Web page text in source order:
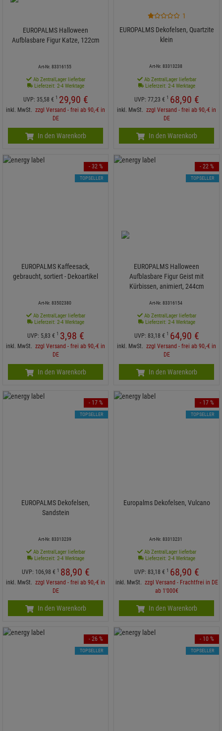
EUROPALMS Halloween
Aufblasbare Figur Katze, 122cm
Art-Nr. 83316155
Ab ZentralLager lieferbar
Lieferzeit: 2-4 Werktage
UVP: 35,58 € 1 29,90 €
inkl. MwSt. zzgl Versand - frei ab 90,-€ in
DE
In den Warenkorb
1
EUROPALMS Dekofelsen, Quartzite
klein
Art-Nr. 83313238
Ab ZentralLager lieferbar
Lieferzeit: 2-4 Werktage
UVP: 77,23 € 1 68,90 €
inkl. MwSt. zzgl Versand - frei ab 90,-€ in
DE
In den Warenkorb
EUROPALMS Kaffeesack,
gebraucht, sortiert - Dekoartikel
Art-Nr. 83502380
Ab ZentralLager lieferbar
Lieferzeit: 2-4 Werktage
UVP: 5,83 € 1 3,98 €
inkl. MwSt. zzgl Versand - frei ab 90,-€ in
DE
- 32 %
TOPSELLER
In den Warenkorb
EUROPALMS Halloween
Aufblasbare Figur Geist mit
Kürbissen, animiert, 244cm
Art-Nr. 83316154
Ab ZentralLager lieferbar
Lieferzeit: 2-4 Werktage
UVP: 83,18 € 1 64,90 €
inkl. MwSt. zzgl Versand - frei ab 90,-€ in
DE
- 22 %
TOPSELLER
In den Warenkorb
EUROPALMS Dekofelsen,
Sandstein
Art-Nr. 83313239
Ab ZentralLager lieferbar
Lieferzeit: 2-4 Werktage
UVP: 106,98 € 1 88,90 €
inkl. MwSt. zzgl Versand - frei ab 90,-€ in
DE
- 17 %
TOPSELLER
In den Warenkorb
Europalms Dekofelsen, Vulcano
Art-Nr. 83313231
Ab ZentralLager lieferbar
Lieferzeit: 2-4 Werktage
UVP: 83,18 € 1 68,90 €
inkl. MwSt. zzgl Versand - Frachtfrei in DE
ab 1'000€
- 17 %
TOPSELLER
In den Warenkorb
- 26 %
TOPSELLER
- 10 %
TOPSELLER